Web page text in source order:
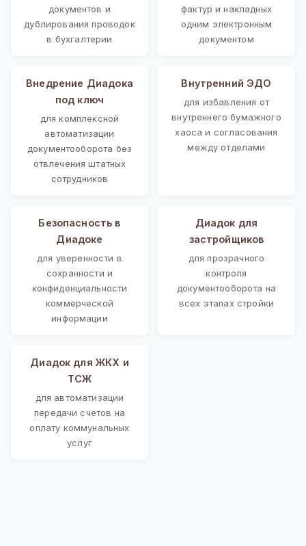
документов и
дублирования проводок
в бухгалтерии
фактур и накладных
одним электронным
документом
Внедрение Диадока
под ключ
для комплексной
автоматизации
документооборота без
отвлечения штатных
сотрудников
Внутренний ЭДО
для избавления от
внутреннего бумажного
хаоса и согласования
между отделами
Безопасность в
Диадоке
для уверенности в
сохранности и
конфиденциальности
коммерческой
информации
Диадок для
застройщиков
для прозрачного
контроля
документооборота на
всех этапах стройки
Диадок для ЖКХ и
ТСЖ
для автоматизации
передачи счетов на
оплату коммунальных
услуг